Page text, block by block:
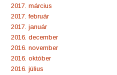
2017. március
2017. február
2017. január
2016. december
2016. november
2016. október
2016. július